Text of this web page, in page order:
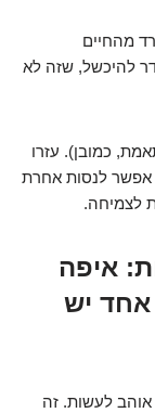
מהחיים
להיכשל, שזה לא
כמובן). עזרו
אפשר לנסות אחרת
לצמיחה.
איפה
אחד יש
לעשות. זה